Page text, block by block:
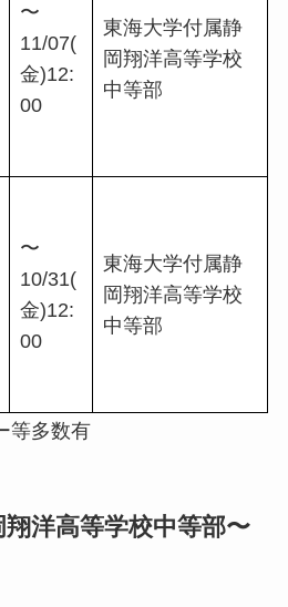
〜
11/07(
金)12:
00
東海大学付属静
岡翔洋高等学校
中等部
〜
10/31(
金)12:
00
東海大学付属静
岡翔洋高等学校
中等部
等多数有
洋高等学校中等部〜